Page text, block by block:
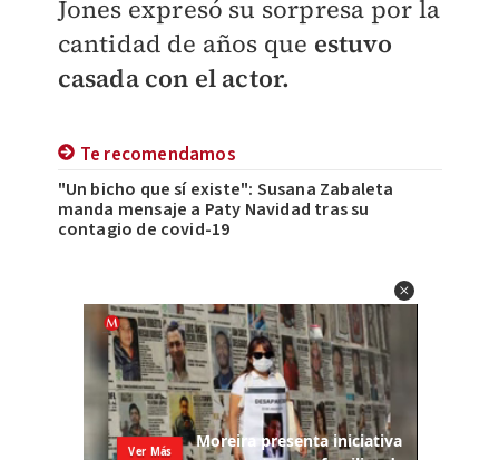
Jones expresó su sorpresa por la
cantidad de años que estuvo
casada con el actor.
Te recomendamos
"Un bicho que sí existe": Susana Zabaleta
manda mensaje a Paty Navidad tras su
contagio de covid-19